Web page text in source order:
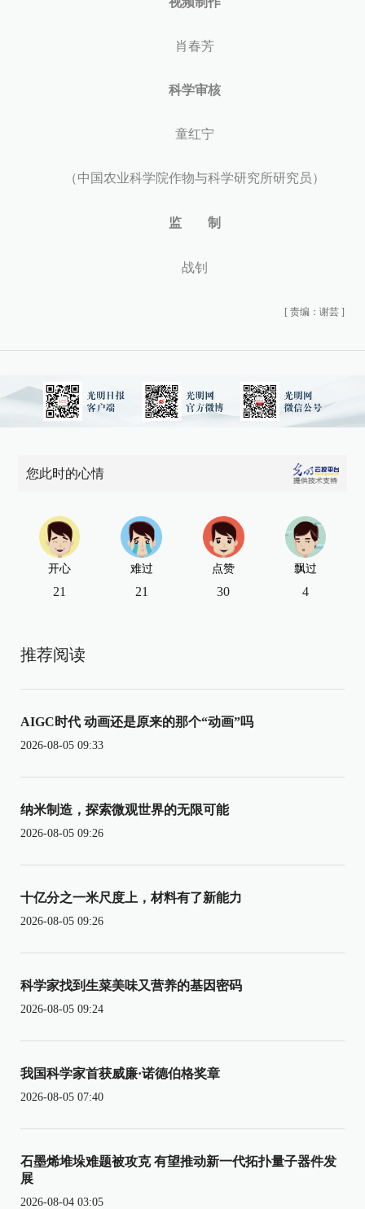
肖春芳
科学审核
童红宁
（中国农业科学院作物与科学研究所研究员）
监 制
战钊
[ 责编：谢芸 ]
您此时的心情
开心
21
难过
21
点赞
30
飘过
4
推荐阅读
AIGC时代 动画还是原来的那个“动画”吗
2026-08-05 09:33
纳米制造，探索微观世界的无限可能
2026-08-05 09:26
十亿分之一米尺度上，材料有了新能力
2026-08-05 09:26
科学家找到生菜美味又营养的基因密码
2026-08-05 09:24
我国科学家首获威廉·诺德伯格奖章
2026-08-05 07:40
石墨烯堆垛难题被攻克 有望推动新一代拓扑量子器件发
展
2026-08-04 03:05